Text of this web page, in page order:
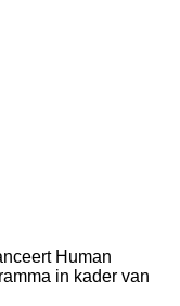
Human
in kader van